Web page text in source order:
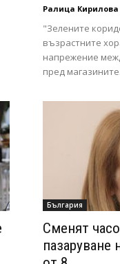
Ралица Кирилова
"Зелените
възрастните
напрежение
пред
България
Сменят
пазаруване